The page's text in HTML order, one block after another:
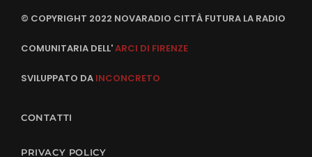
© COPYRIGHT 2022 NOVARADIO CITTÀ FUTURA LA RADIO
COMUNITARIA DELL'ARCI DI FIRENZE
SVILUPPATO DA INCONCRETO
CONTATTI
PRIVACY POLICY